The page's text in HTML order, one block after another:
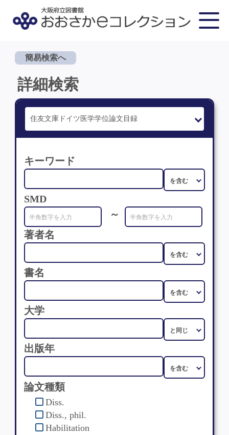
簡易検索へ
詳細検索
キーワード
SMD
～
著者名
書名
大学
出版年
論文種類
Diss.
Diss., phil.
Habilitation